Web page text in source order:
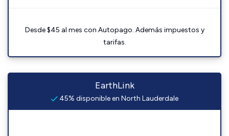
Desde $45 al mes con Autopago. Además impuestos y
tarifas.
EarthLink
45% disponible en North Lauderdale